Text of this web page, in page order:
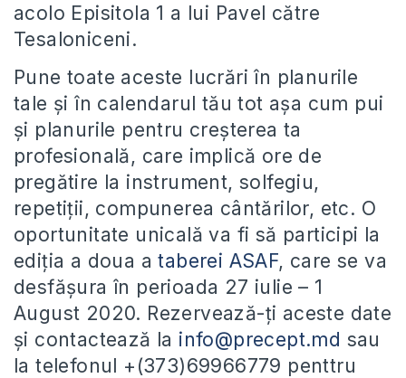
acolo Episitola 1 a lui Pavel către
Tesaloniceni.
Pune toate aceste lucrări în planurile
tale și în calendarul tău tot așa cum pui
și planurile pentru creșterea ta
profesională, care implică ore de
pregătire la instrument, solfegiu,
repetiții, compunerea cântărilor, etc. O
oportunitate unicală va fi să participi la
ediția a doua ataberei ASAF, care se va
desfășura în perioada 27 iulie – 1
August 2020. Rezervează-ți aceste date
și contactează la info@precept.md sau
la telefonul +(373)69966779 penttru